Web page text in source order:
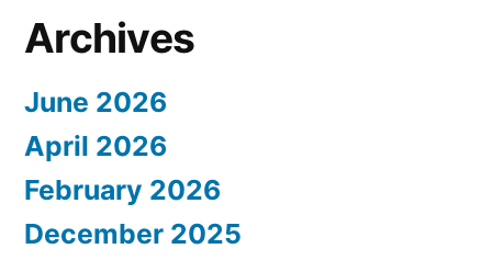
Archives
June 2026
April 2026
February 2026
December 2025